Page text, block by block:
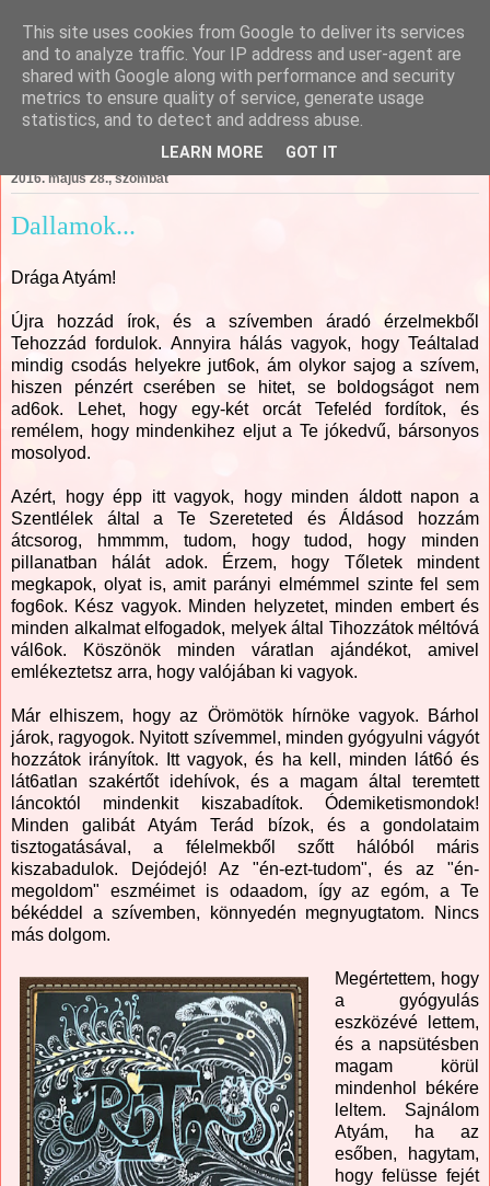
Csajági Ildikó - ÖrömKépek
2016. május 28., szombat
Dallamok...
Drága Atyám!
Újra hozzád írok, és a szívemben áradó érzelmekből
Tehozzád fordulok. Annyira hálás vagyok, hogy Teáltalad
mindig csodás helyekre jut6ok, ám olykor sajog a szívem,
hiszen pénzért cserében se hitet, se boldogságot nem
ad6ok. Lehet, hogy egy-két orcát Tefeléd fordítok, és
remélem, hogy mindenkihez eljut a Te jókedvű, bársonyos
mosolyod.
Azért, hogy épp itt vagyok, hogy minden áldott napon a
Szentlélek által a Te Szereteted és Áldásod hozzám
átcsorog, hmmmm, tudom, hogy tudod, hogy minden
pillanatban hálát adok. Érzem, hogy Tőletek mindent
megkapok, olyat is, amit parányi elmémmel szinte fel sem
fog6ok. Kész vagyok. Minden helyzetet, minden embert és
minden alkalmat elfogadok, melyek által Tihozzátok méltóvá
vál6ok. Köszönök minden váratlan ajándékot, amivel
emlékeztetsz arra, hogy valójában ki vagyok.
Már elhiszem, hogy az Örömötök hírnöke vagyok. Bárhol
járok, ragyogok. Nyitott szívemmel, minden gyógyulni vágyót
hozzátok irányítok. Itt vagyok, és ha kell, minden lát6ó és
lát6atlan szakértőt idehívok, és a magam által teremtett
láncoktól mindenkit kiszabadítok. Ódemiketismondok!
Minden galibát Atyám Terád bízok, és a gondolataim
tisztogatásával, a félelmekből szőtt hálóból máris
kiszabadulok. Dejódejó! Az "én-ezt-tudom", és az "én-
megoldom" eszméimet is odaadom, így az egóm, a Te
békéddel a szívemben, könnyedén megnyugtatom. Nincs
más dolgom.
Megértettem, hogy
a gyógyulás
eszközévé lettem,
és a napsütésben
magam körül
mindenhol békére
leltem. Sajnálom
Atyám, ha az
esőben, hagytam,
hogy felüsse fejét
This site uses cookies from Google to deliver its services
and to analyze traffic. Your IP address and user-agent are
shared with Google along with performance and security
metrics to ensure quality of service, generate usage
statistics, and to detect and address abuse.
LEARN MORE GOT IT